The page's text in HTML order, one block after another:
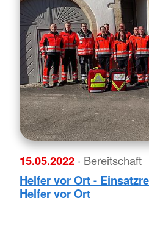
15.05.2022 · Bereitschaft
Helfer vor Ort -
Helfer vor Ort